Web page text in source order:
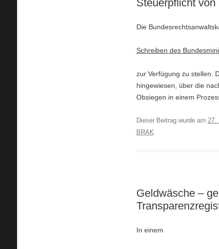
Steuerpflicht
Die
Schreiben des
zur Verfügung zu stellen.
hingewiesen, über die
Obsiegen in einem
Dieser Beitrag wurde am 27.
BRAK.
Geldwäsche –
In einem